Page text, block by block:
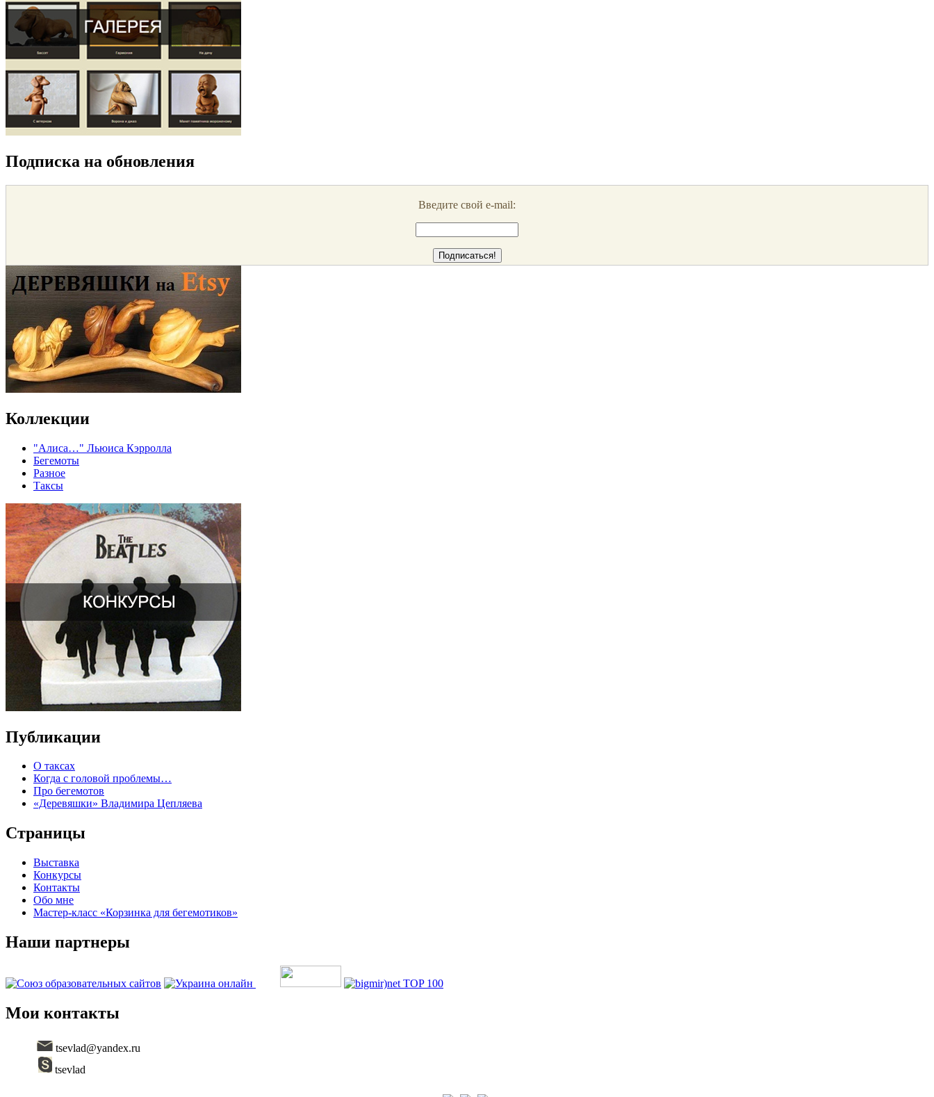
Подписка на обновления
Введите свой e-mail:
Коллекции
"Алиса…" Льюиса Кэрролла
Бегемоты
Разное
Таксы
Публикации
О таксах
Когда с головой проблемы…
Про бегемотов
«Деревяшки» Владимира Цепляева
Страницы
Выставка
Конкурсы
Контакты
Обо мне
Мастер-класс «Корзинка для бегемотиков»
Наши партнеры
Мои контакты
tsevlad@yandex.ru
tsevlad